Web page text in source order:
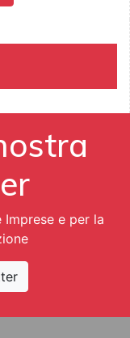
e per la